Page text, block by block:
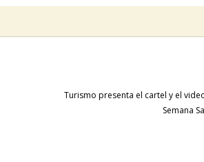
Turismo presenta el cartel y el
Semana